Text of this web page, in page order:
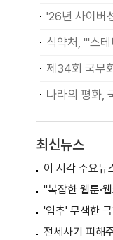
최신뉴스
이 시각 주요